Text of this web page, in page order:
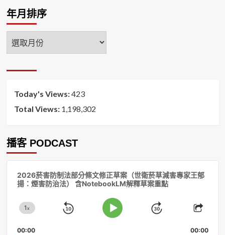
年月排序
年
月
序
Today's Views:423
Total Views: 1,198,302
播客 PODCAST
2026菸害防制法部分條文修正草案（世衛菸草減害專家王郁
揚：煙害防治法） 含NotebookLM解釋草案重點
Change
Rate
1x
Skip
Play
Jump
Forward
Share
00:00 00:00